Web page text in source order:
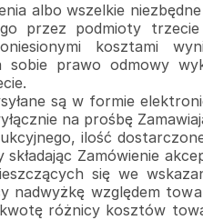
albo wszelkie
przez podmioty trzecie
kosztami
sobie prawo odmowy
są w formie
na prośbę
ilość
składając Zamówienie
się we
nadwyżkę względem
różnicy kosztów